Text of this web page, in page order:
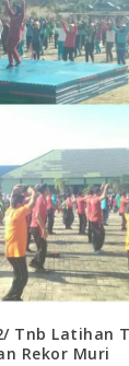
Tnb Latihan
Rekor Muri